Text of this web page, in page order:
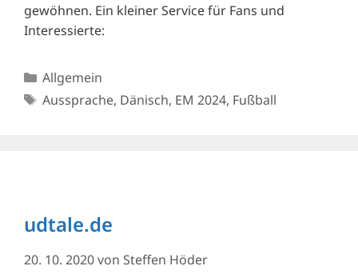
gewöhnen. Ein kleiner Service für Fans und
Interessierte:
Kategorien
Allgemein
Schlagwörter
Aussprache, Dänisch, EM 2024, Fußball
udtale.de
20. 10. 2020von Steffen Höder